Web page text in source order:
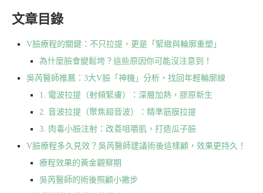
文章目錄
V臉療程的關鍵：不只拉提，更是「緊緻與輪廓重塑」
為什麼臉會變鬆垮？這些原因你可能沒注意到！
吳芮醫師推薦：3大V臉「神機」分析，找回年輕輪廓線
1. 電波拉提（射頻緊膚）：深層加熱，膠原新生
2. 音波拉提（聚焦超音波）：精準筋膜拉提
3. 肉毒小臉注射：改善咀嚼肌，打造瓜子臉
V臉療程多久見效？吳芮醫師建議術後這樣顧，效果更持久！
療程效果的黃金觀察期
吳芮醫師的術後照顧小撇步